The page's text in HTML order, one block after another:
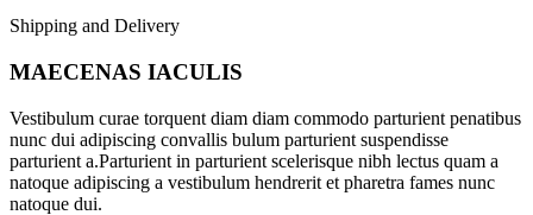
Shipping and Delivery
MAECENAS IACULIS
Vestibulum curae torquent diam diam commodo parturient penatibus
nunc dui adipiscing convallis bulum parturient suspendisse
parturient a.Parturient in parturient scelerisque nibh lectus quam a
natoque adipiscing a vestibulum hendrerit et pharetra fames nunc
natoque dui.